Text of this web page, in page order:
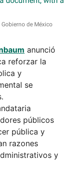
Gobierno de México
anunció
reforzar la
y
se
públicos
pública y
razones
y